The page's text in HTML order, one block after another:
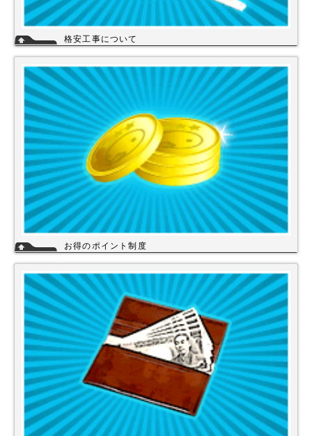
格安工事について
もと同一のサービスを提供していますので安心して交換工事もご依頼下さ
い。
お得のポイント制度
は、次回のお買い物にご利用いただくことができます。会員登録されても
ご案内メールは当店を思い出してほしいと思う程度にさせて頂いてます。